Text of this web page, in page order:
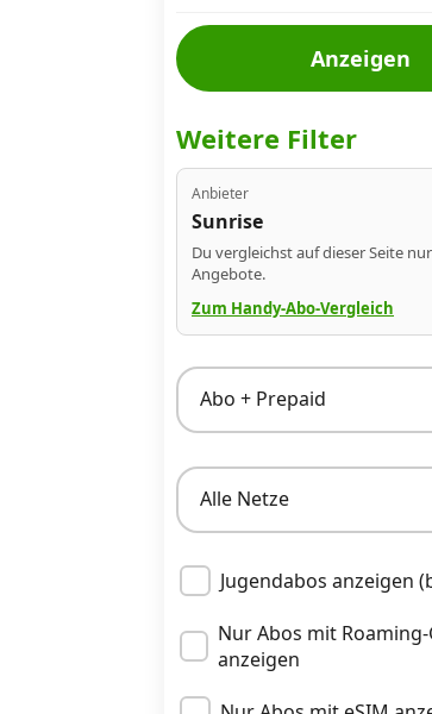
Impressum
Anzeigen
Weitere Filter
Anbieter
Sunrise
Du vergleichst auf dieser Seite
Angebote.
Zum Handy-Abo-Vergleich
Abo + Prepaid
Alle Netze
Jugendabos anzeigen
Nur Abos mit
anzeigen